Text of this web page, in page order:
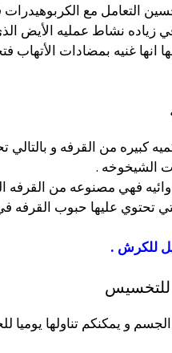
التعامل مع الكربوهيدرات
زياده نشاط عمليه الأيض
لها انها غنيه بمضادات
كبيره من القرفه و
الشيخوخه .
فهي مصنوعه من القرفه
تحتوي عليها حبوب القرفه
للكرش .
للتخسيس
و يمكنكم تناولها